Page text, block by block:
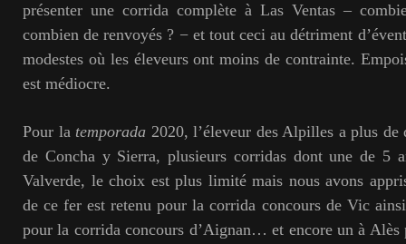
présenter une corrida complète à Las Ventas –
combien de renvoyés ? − et tout ceci au détriment
modestes où les éleveurs ont moins de contrainte.
est médiocre.
Pour la temporada 2020, l’éleveur des Alpilles a plus
de Concha y Sierra, plusieurs corridas dont une de 5
Valverde, le choix est plus limité mais nous avons
de ce fer est retenu pour la corrida concours de Vic
pour la corrida concours d’Aignan… et encore un à